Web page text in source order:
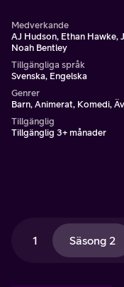
Medverkande
AJ Hudson, Ethan Hawke,
Noah Bentley
Tillgängliga språk
Svenska, Engelska
Genrer
Barn, Animerat, Komedi,
Tillgänglig
Tillgänglig 3+ månader
1 Säsong 2